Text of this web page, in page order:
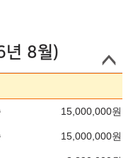
년 8월)
15,000,000원
15,000,000원